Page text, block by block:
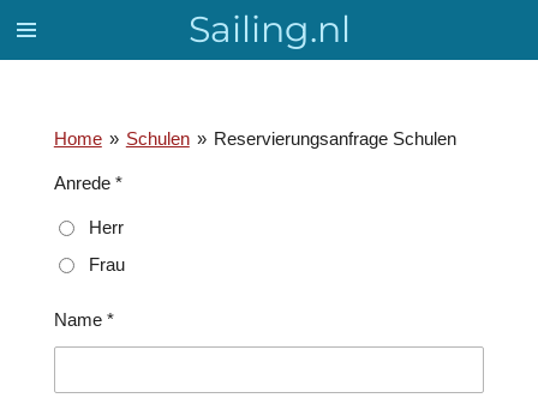
Zum
Sailing.nl
Home » Schulen » Reservierungsanfrage Schulen
Anrede *
Herr
Frau
Name *